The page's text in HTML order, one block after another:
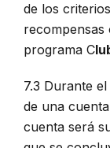
de los
recompensas
programa C
7.3 Durante
de una
cuenta será